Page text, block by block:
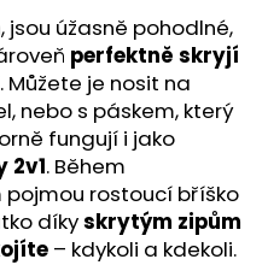
úžasně pohodlné,
perfektně skryjí
. Můžete je nosit na
nebo s páskem, který
fungují i jako
2v1. Během
rostoucí bříško
díkyskrytým zipům
– kdykoli a kdekoli.